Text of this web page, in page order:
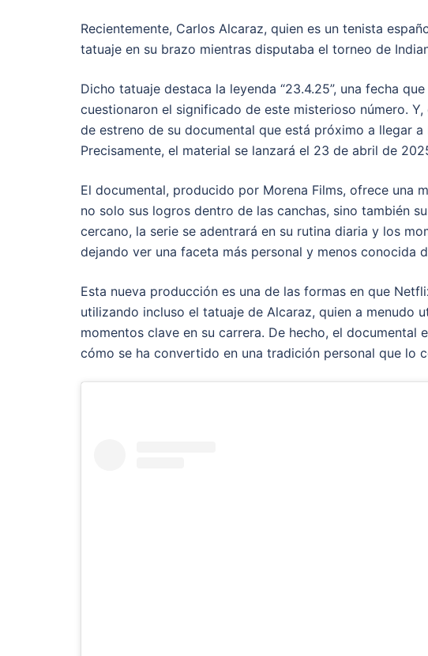
Recientemente, Carlos Alcaraz, quien es un tenista
tatuaje en su brazo mientras disputaba el torneo de
Dicho tatuaje destaca la leyenda “23.4.25”, una fecha
cuestionaron el significado de este misterioso número.
de estreno de su documental que está próximo a llegar a
Precisamente, el material se lanzará el 23 de abril de
El documental, producido por Morena Films, ofrece una
no solo sus logros dentro de las canchas, sino también
cercano, la serie se adentrará en su rutina diaria y los
dejando ver una faceta más personal y menos conocida
Esta nueva producción es una de las formas en que
utilizando incluso el tatuaje de Alcaraz, quien a menudo
momentos clave en su carrera. De hecho, el
cómo se ha convertido en una tradición personal que lo